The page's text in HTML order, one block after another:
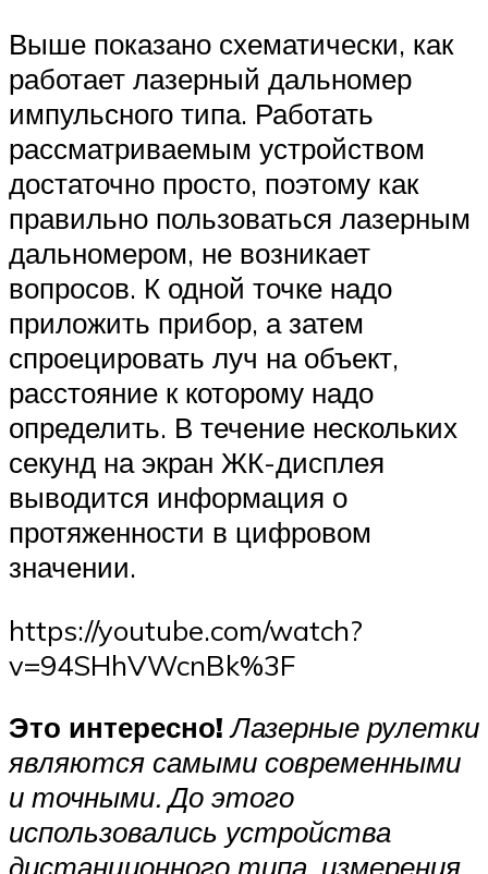
Выше показано схематически, как
работает лазерный дальномер
импульсного типа. Работать
рассматриваемым устройством
достаточно просто, поэтому как
правильно пользоваться лазерным
дальномером, не возникает
вопросов. К одной точке надо
приложить прибор, а затем
спроецировать луч на объект,
расстояние к которому надо
определить. В течение нескольких
секунд на экран ЖК-дисплея
выводится информация о
протяженности в цифровом
значении.
https://youtube.com/watch?
v=94SHhVWcnBk%3F
Это интересно! Лазерные рулетки
являются самыми современными
и точными. До этого
использовались устройства
дистанционного типа, измерения